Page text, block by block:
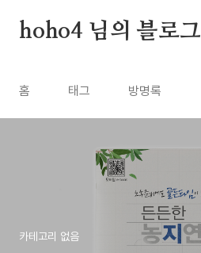
hoho4 님의 블로그
홈 태그 방명록
카테고리 없음